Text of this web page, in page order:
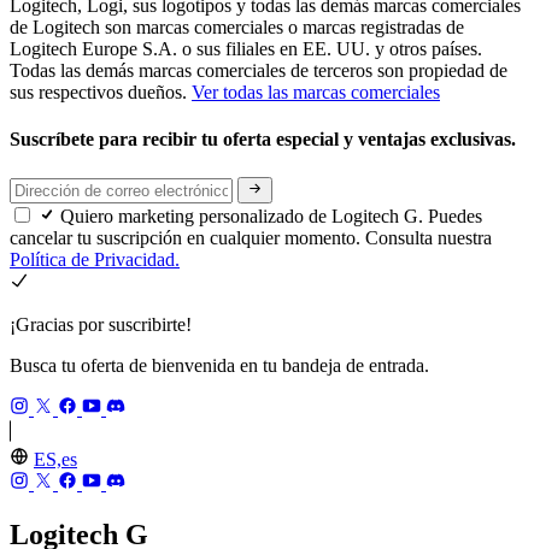
Logitech, Logi, sus logotipos y todas las demás marcas comerciales
de Logitech son marcas comerciales o marcas registradas de
Logitech Europe S.A. o sus filiales en EE. UU. y otros países.
Todas las demás marcas comerciales de terceros son propiedad de
sus respectivos dueños. Ver todas las marcas comerciales
Suscríbete para recibir tu oferta especial y ventajas exclusivas.
Quiero marketing personalizado de Logitech G. Puedes
cancelar tu suscripción en cualquier momento. Consulta nuestra
Política de Privacidad.
¡Gracias por suscribirte!
Busca tu oferta de bienvenida en tu bandeja de entrada.
ES,es
Logitech G